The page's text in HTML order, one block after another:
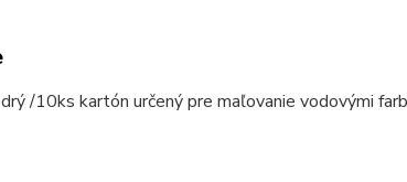
/10ks kartón určený pre maľovanie vodovými